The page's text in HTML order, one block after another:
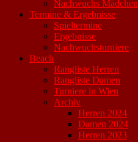
Nachwuchs Mädchen
Termine & Ergebnisse
Spieltermine
Ergebnisse
Nachwuchsturniere
Beach
Rangliste Herren
Rangliste Damen
Turniere in Wien
Archiv
Herren 2024
Damen 2024
Herren 2023